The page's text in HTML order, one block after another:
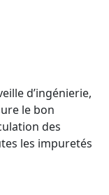
d’ingénierie,
le bon
des
les impuretés